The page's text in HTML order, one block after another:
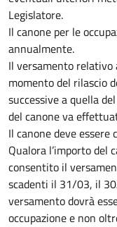
Legislatore.
Il canone per le
annualmente.
Il versamento
momento del rilascio
successive a quella
del canone va
Il canone deve essere
Qualora l’importo del
consentito il
scadenti il 31/03, il
versamento dovrà
occupazione e non